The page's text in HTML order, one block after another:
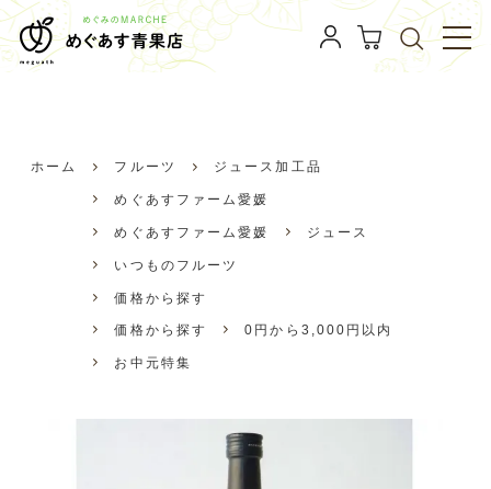
全国の四季を彩る「旬」の味覚、「感」動をお届けいたしま
す
季節のフルーツ
ホーム フルーツ ジュース加工品
めぐあすファーム愛媛
めぐあすファーム愛媛 ジュース
いつものフルーツ
価格から探す
価格から探す 0円から3,000円以内
お中元特集